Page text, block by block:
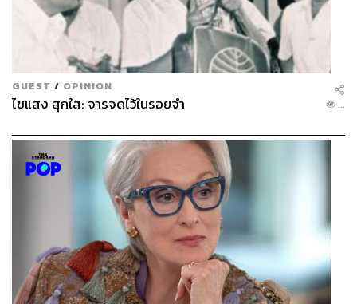
GUEST / OPINION
ไขแสง สุกใส: จารจดไว้ในรอยจำ ...